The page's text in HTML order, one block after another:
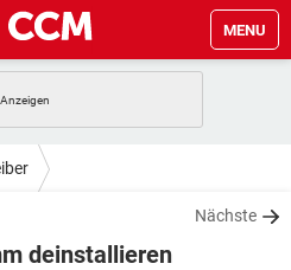
MENU
IOS
TIKTOK
STREAMING
Nächste
deinstallieren